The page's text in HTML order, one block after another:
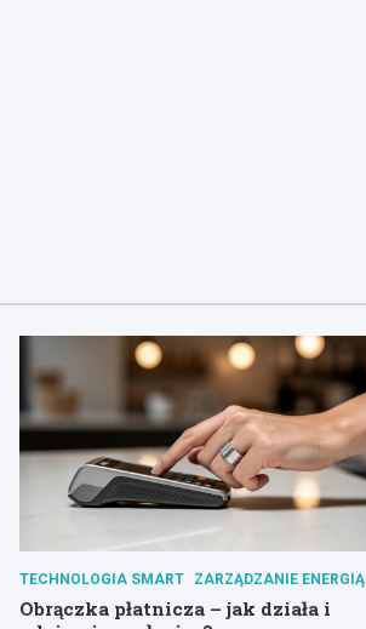
TECHNOLOGIA SMART ZARZĄDZANIE ENERGIĄ
Obrączka płatnicza – jak działa i